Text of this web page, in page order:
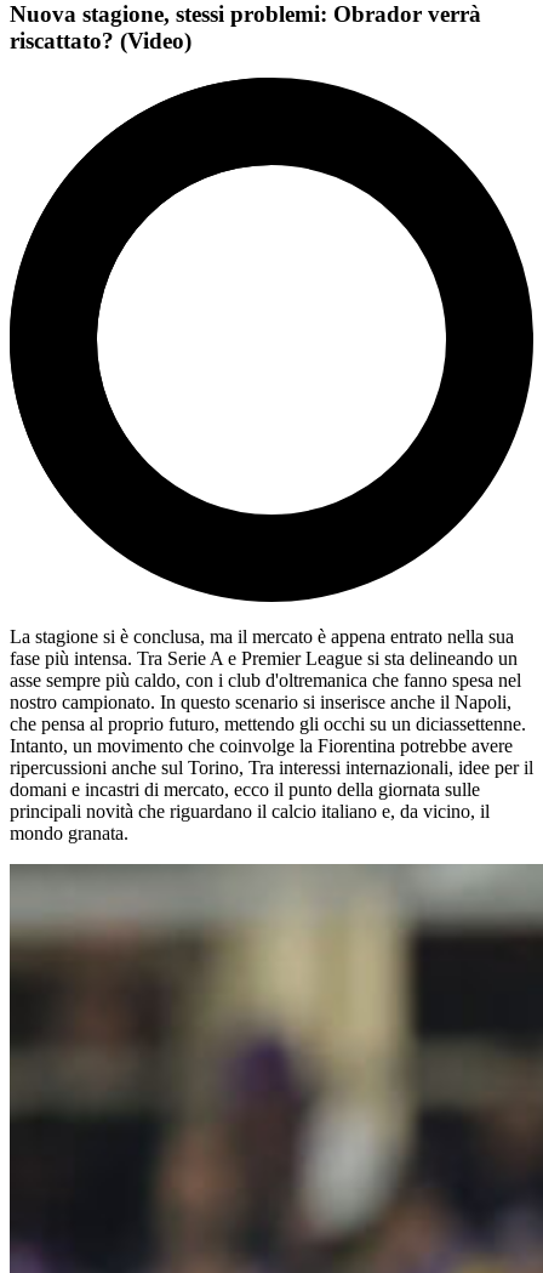
Nuova stagione, stessi problemi: Obrador verrà
riscattato? (Video)
La stagione si è conclusa, ma il mercato è appena entrato nella sua
fase più intensa. Tra Serie A e Premier League si sta delineando un
asse sempre più caldo, con i club d'oltremanica che fanno spesa nel
nostro campionato. In questo scenario si inserisce anche il Napoli,
che pensa al proprio futuro, mettendo gli occhi su un diciassettenne.
Intanto, un movimento che coinvolge la Fiorentina potrebbe avere
ripercussioni anche sul Torino, Tra interessi internazionali, idee per il
domani e incastri di mercato, ecco il punto della giornata sulle
principali novità che riguardano il calcio italiano e, da vicino, il
mondo granata.